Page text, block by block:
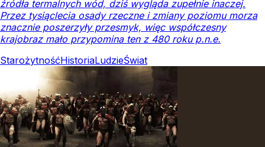
źródła termalnych wód, dziś wygląda zupełnie inaczej.
Przez tysiąclecia osady rzeczne i zmiany poziomu morza
znacznie poszerzyły przesmyk, więc współczesny
krajobraz mało przypomina ten z 480 roku p.n.e.
StarożytnośćHistoriaLudzieŚwiat